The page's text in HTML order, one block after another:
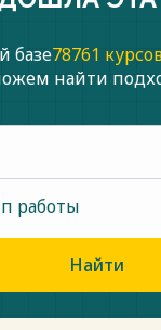
базе78761
найти
работы
Найти